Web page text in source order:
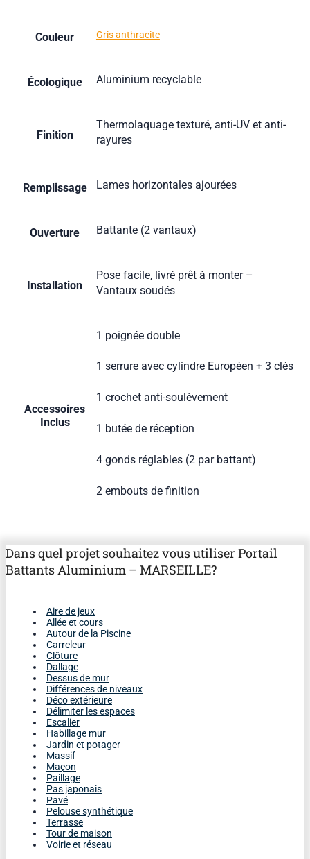
Couleur Gris anthracite
Écologique Aluminium recyclable
Finition
Thermolaquage texturé, anti-UV et anti-
rayures
Remplissage Lames horizontales ajourées
Ouverture Battante (2 vantaux)
Installation
Pose facile, livré prêt à monter –
Vantaux soudés
Accessoires
Inclus
1 poignée double
1 serrure avec cylindre Européen + 3 clés
1 crochet anti-soulèvement
1 butée de réception
4 gonds réglables (2 par battant)
2 embouts de finition
Dans quel projet souhaitez vous utiliser Portail
Battants Aluminium – MARSEILLE?
Aire de jeux
Allée et cours
Autour de la Piscine
Carreleur
Clôture
Dallage
Dessus de mur
Différences de niveaux
Déco extérieure
Délimiter les espaces
Escalier
Habillage mur
Jardin et potager
Massif
Maçon
Paillage
Pas japonais
Pavé
Pelouse synthétique
Terrasse
Tour de maison
Voirie et réseau